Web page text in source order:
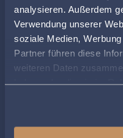
analysieren. Außerdem
Verwendung unserer
soziale Medien,
Partner führen diese
weiteren Daten
haben oder die sie im
BEWERTUNGEN